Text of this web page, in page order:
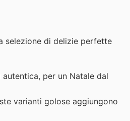
selezione di delizie perfette
per un Natale dal
varianti golose aggiungono